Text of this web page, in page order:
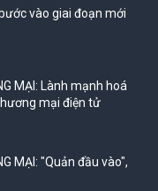
vào giai đoạn mới
MẠI: Lành mạnh hoá
mại điện tử
MẠI: "Quản đầu vào",